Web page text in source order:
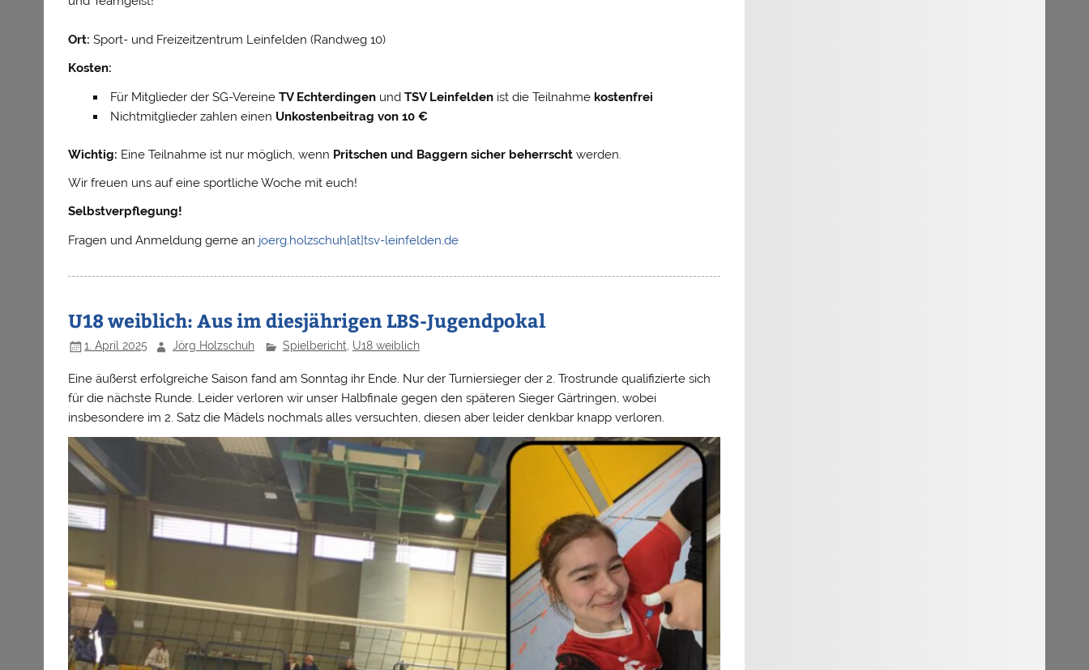
Ort: Sport- und Freizeitzentrum Leinfelden (Randweg 10)
Kosten:
Für Mitglieder der SG-Vereine TV Echterdingenund TSV Leinfeldenist die Teilnahme kostenfrei
Nichtmitglieder zahlen einen Unkostenbeitrag von 10 €
Wichtig: Eine Teilnahme ist nur möglich, wenn Pritschen und Baggern sicher beherrscht werden.
Wir freuen uns auf eine sportliche Woche mit euch!
Selbstverpflegung!
Fragen und Anmeldung gerne an joerg.holzschuh[at]tsv-leinfelden.de
U18 weiblich: Aus im diesjährigen LBS-Jugendpokal
1. April 2025 Jörg Holzschuh Spielbericht, U18 weiblich
Eine äußerst erfolgreiche Saison fand am Sonntag ihr Ende. Nur der Turniersieger der 2. Trostrunde qualifizierte sich
für die nächste Runde. Leider verloren wir unser Halbfinale gegen den späteren Sieger Gärtringen, wobei
insbesondere im 2. Satz die Mädels nochmals alles versuchten, diesen aber leider denkbar knapp verloren.